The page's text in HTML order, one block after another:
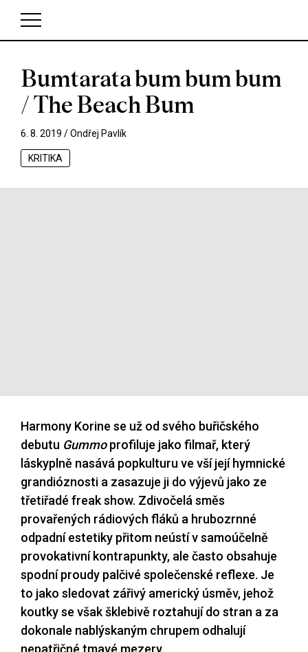
V košíku zatím nemáte žádné položky.
Bumtarata bum bum bum
/ The Beach Bum
6. 8. 2019 /Ondřej Pavlík
KRITIKA
Harmony Korine se už od svého buřičského
debutu Gummoprofiluje jako filmař, který
láskyplně nasává popkulturu ve vší její hymnické
grandióznosti a zasazuje ji do výjevů jako ze
třetiřadé freak show. Zdivočelá směs
provařených rádiových fláků a hrubozrnné
odpadní estetiky přitom neústí v samoúčelně
provokativní kontrapunkty, ale často obsahuje
spodní proudy palčivé společenské reflexe. Je
to jako sledovat zářivý americký úsměv, jehož
koutky se však šklebivě roztahují do stran a za
dokonale nablýskaným chrupem odhalují